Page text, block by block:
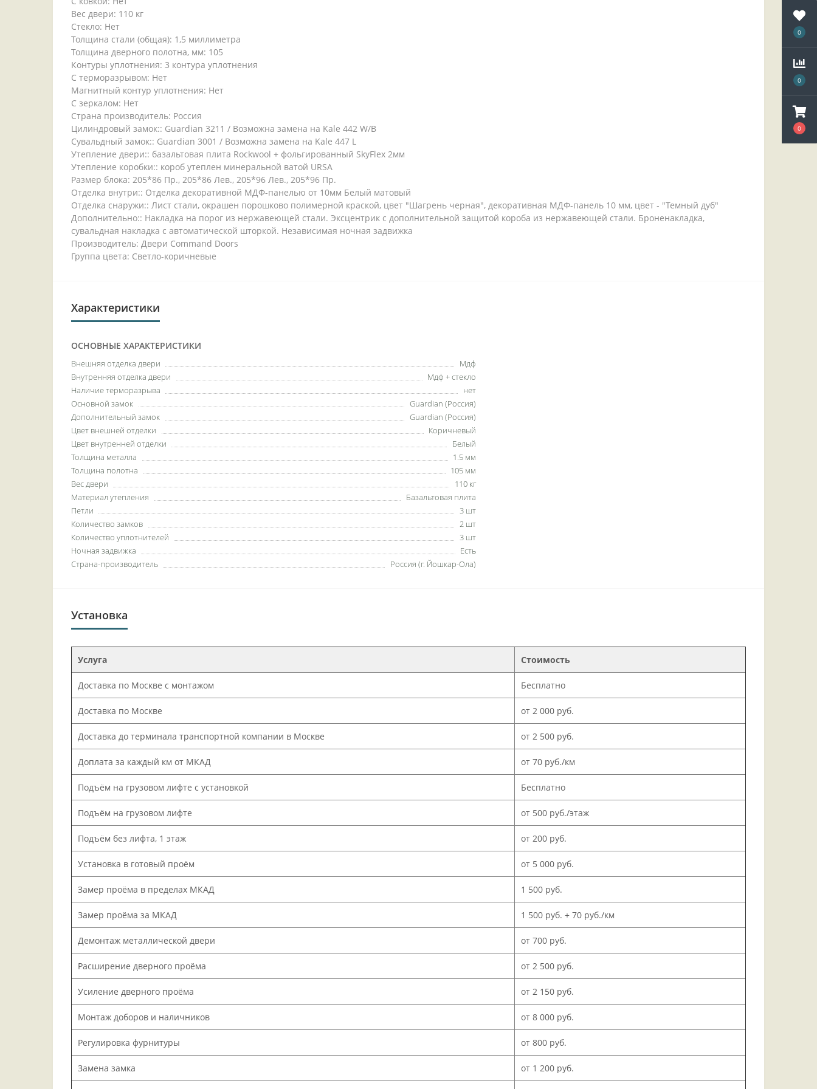
0
0
0
Вес двери: 110 кг
Стекло: Нет
Толщина стали (общая): 1,5 миллиметра
Толщина дверного полотна, мм: 105
Контуры уплотнения: 3 контура уплотнения
С терморазрывом: Нет
Магнитный контур уплотнения: Нет
С зеркалом: Нет
Страна производитель: Россия
Цилиндровый замок:: Guardian 3211 / Возможна замена на Kale 442 W/B
Сувальдный замок:: Guardian 3001 / Возможна замена на Kale 447 L
Утепление двери:: базальтовая плита Rockwool + фольгированный SkyFlex 2мм
Утепление коробки:: короб утеплен минеральной ватой URSA
Размер блока: 205*86 Пр., 205*86 Лев., 205*96 Лев., 205*96 Пр.
Отделка внутри:: Отделка декоративной МДФ-панелью от 10мм Белый матовый
Отделка снаружи:: Лист стали, окрашен порошково полимерной краской, цвет "Шагрень черная", декоративная МДФ-панель 10 мм, цвет - "Темный дуб"
Дополнительно:: Накладка на порог из нержавеющей стали. Эксцентрик с дополнительной защитой короба из нержавеющей стали. Броненакладка,
сувальдная накладка с автоматической шторкой. Независимая ночная задвижка
Производитель: Двери Command Doors
Группа цвета: Светло-коричневые
Характеристики
ОСНОВНЫЕ ХАРАКТЕРИСТИКИ
Внешняя отделка двери
Мдф
Внутренняя отделка двери
Мдф + стекло
Наличие терморазрыва
нет
Основной замок
Guardian (Россия)
Дополнительный замок
Guardian (Россия)
Цвет внешней отделки
Коричневый
Цвет внутренней отделки
Белый
Толщина металла
1.5 мм
Толщина полотна
105 мм
Вес двери
110 кг
Материал утепления
Базальтовая плита
Петли
3 шт
Количество замков
2 шт
Количество уплотнителей
3 шт
Ночная задвижка
Есть
Страна-производитель
Россия (г. Йошкар-Ола)
Установка
Услуга Стоимость
Доставка по Москве с монтажом Бесплатно
Доставка по Москве от 2 000 руб.
Доставка до терминала транспортной компании в Москве от 2 500 руб.
Доплата за каждый км от МКАД от 70 руб./км
Подъём на грузовом лифте с установкой Бесплатно
Подъём на грузовом лифте от 500 руб./этаж
Подъём без лифта, 1 этаж от 200 руб.
Установка в готовый проём от 5 000 руб.
Замер проёма в пределах МКАД 1 500 руб.
Замер проёма за МКАД 1 500 руб. + 70 руб./км
Демонтаж металлической двери от 700 руб.
Расширение дверного проёма от 2 500 руб.
Усиление дверного проёма от 2 150 руб.
Монтаж доборов и наличников от 8 000 руб.
Регулировка фурнитуры от 800 руб.
Замена замка от 1 200 руб.